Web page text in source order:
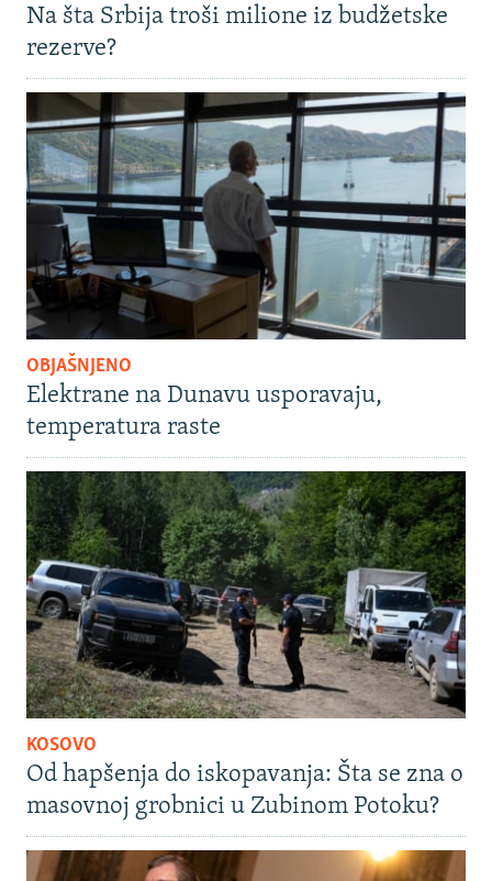
Na šta Srbija troši milione iz budžetske
rezerve?
OBJAŠNJENO
Elektrane na Dunavu usporavaju,
temperatura raste
KOSOVO
Od hapšenja do iskopavanja: Šta se zna o
masovnoj grobnici u Zubinom Potoku?